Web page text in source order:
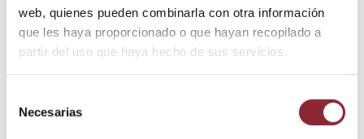
web, quienes pueden combinarla con otra información
que les haya proporcionado o que hayan recopilado a
partir del uso que haya hecho de sus servicios.
Necesarias
Atrapasueños que representa un Mandala realizado en
macramé. Diferentes colores